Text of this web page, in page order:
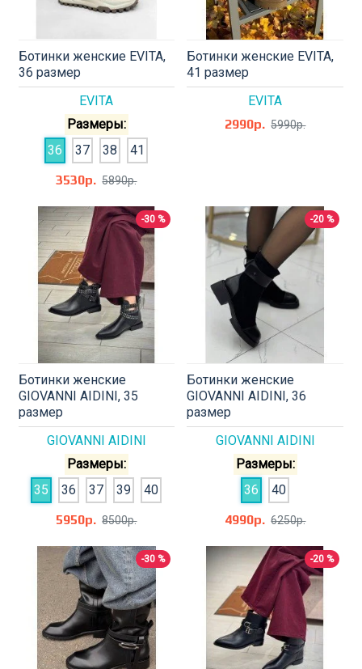
EVITA
Ботинки женские EVITA,
36 размер
Размеры:
36
37 38
41
3530р. 5890р.
EVITA
Ботинки женские EVITA,
41 размер
2990р. 5990р.
-30 %
GIOVANNI AIDINI
Ботинки женские
GIOVANNI AIDINI, 35
размер
Размеры:
35
36 37 39
40
5950р. 8500р.
-20 %
GIOVANNI AIDINI
Ботинки женские
GIOVANNI AIDINI, 36
размер
Размеры:
36
40
4990р. 6250р.
-30 % -20 %